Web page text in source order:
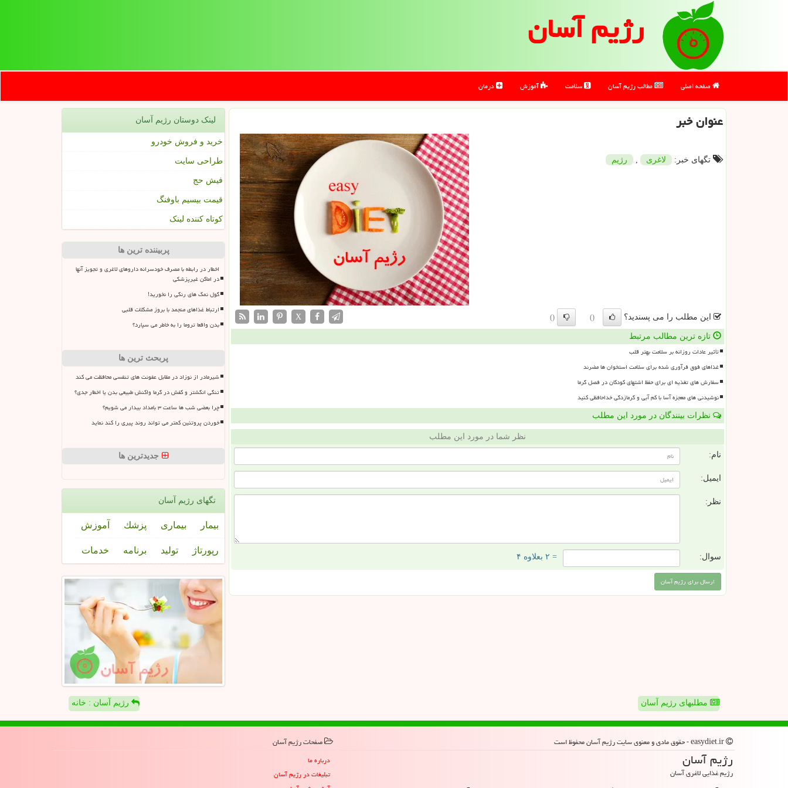
رژیم آسان
صفحه اصلی مطالب رژیم آسان سلامت آموزش درمان
عنوان خبر
تگهای خبر: لاغری , رژیم
این مطلب را می پسندید؟ ()
()
X
تازه ترین مطالب مرتبط
تأثیر عادات روزانه بر سلامت بهتر قلب
غذاهای فوق فرآوری شده برای سلامت استخوان ها مضرند
سفارش های تغذیه ای برای حفظ اشتهای کودکان در فصل گرما
نوشیدنی های معجزه آسا با کم آبی و گرمازدگی خداحافظی کنید
نظرات بینندگان در مورد این مطلب
نظر شما در مورد این مطلب
نام:
ایمیل:
نظر:
سوال: = ۲ بعلاوه ۴
لینک دوستان رژیم آسان
خرید و فروش خودرو
طراحی سایت
فیش حج
قیمت بیسیم باوفنگ
کوتاه کننده لینک
پربیننده ترین ها
اخطار در رابطه با مصرف خودسرانه داروهای لاغری و تجویز آنها
در اماکن غیرپزشکی
گول نمک های رنگی را نخورید!
ارتباط غذاهای منجمد با بروز مشکلات قلبی
بدن واقعا تروما را به خاطر می سپارد؟
پربحث ترین ها
شیرمادر از نوزاد در مقابل عفونت های تنفسی محافظت می کند
تنگی انگشتر و کفش در گرما واکنش طبیعی بدن یا اخطار جدی؟
چرا بعضی شب ها ساعت ۳ بامداد بیدار می شویم؟
خوردن پروتئین کمتر می تواند روند پیری را کند نماید
جدیدترین ها
تگهای رژیم آسان
بیمار بیماری پزشك آموزش
رپورتاژ تولید برنامه خدمات
مطلبهای رژیم آسان رژیم آسان : خانه
رژیم آسان
رژیم غذایی لاغری آسان
صفحات رژیم آسان
درباره ما
تبلیغات در رژیم آسان